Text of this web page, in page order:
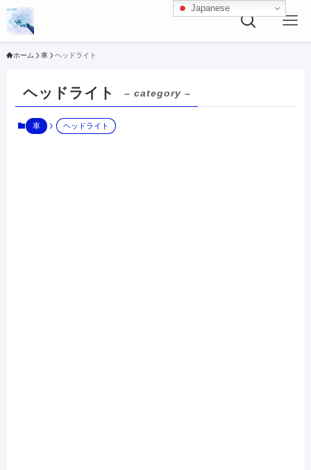
ホーム 車 ヘッドライト
ヘッドライト – category –
車 ヘッドライト
Japanese